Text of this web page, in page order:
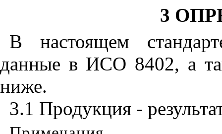
3
В настоящем
данные в ИСО 8402, а
ниже.
3.1 Продукция -